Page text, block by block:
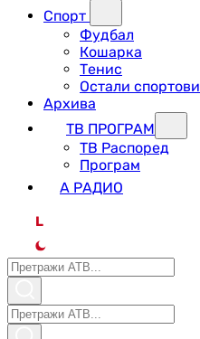
Спорт
Фудбал
Кошарка
Тенис
Остали спортови
Архива
ТВ ПРОГРАМ
ТВ Распоред
Програм
А РАДИО
L